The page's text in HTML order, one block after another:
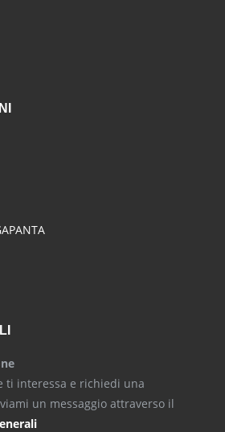
ti interessa e richiedi una
un messaggio attraverso il